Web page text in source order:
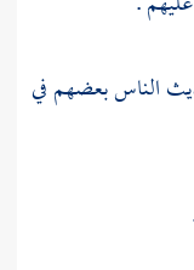
الناس بعضهم في